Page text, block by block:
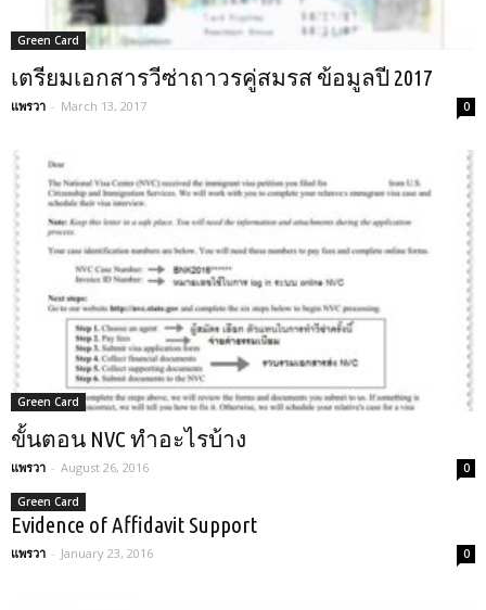
Green Card
เตรียมเอกสารวีซ่าถาวรคู่สมรส ข้อมูลปี 2017
แพรวา - March 13, 2017 0
Green Card
ขั้นตอน NVC ทำอะไรบ้าง
แพรวา - August 26, 2016 0
Green Card
Evidence of Affidavit Support
แพรวา - January 23, 2016 0